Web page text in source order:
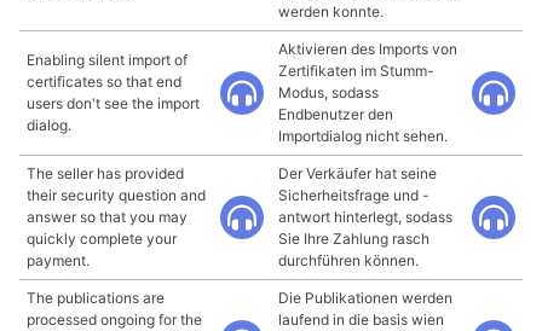
werden konnte.
Enabling silent import of
certificates so that end
users don't see the import
dialog.
Aktivieren des Imports von
Zertifikaten im Stumm-
Modus, sodass
Endbenutzer den
Importdialog nicht sehen.
The seller has provided
their security question and
answer so that you may
quickly complete your
payment.
Der Verkäufer hat seine
Sicherheitsfrage und -
antwort hinterlegt, sodass
Sie Ihre Zahlung rasch
durchführen können.
The publications are
processed ongoing for the
Die Publikationen werden
laufend in die basis wien